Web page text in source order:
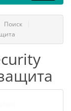
Поиск